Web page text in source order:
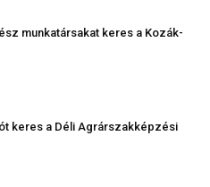
munkatársakat keres a Kozák-
keres a Déli Agrárszakképzési